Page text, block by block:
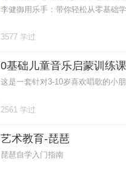
3577 学过
2561 学过
艺术教育-琵琶
琵琶自学入门指南